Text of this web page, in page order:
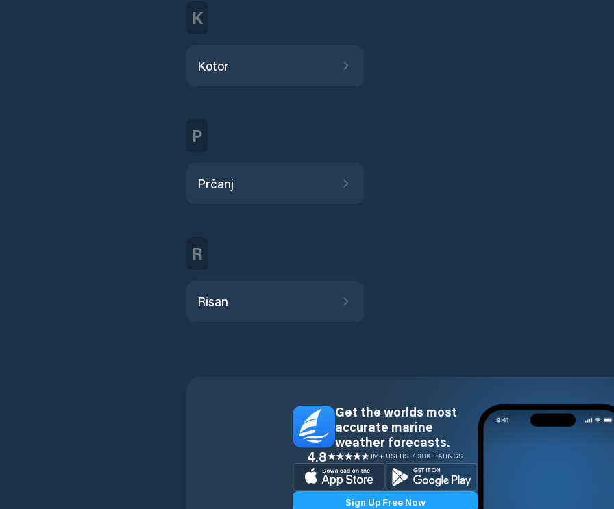
K
Kotor
P
Prčanj
R
Risan
Get the worlds most
accurate marine
weather forecasts.
4.8 1M+ USERS / 30K RATINGS
Sign Up Free Now